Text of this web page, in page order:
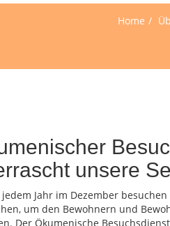
Home
unsere
Jahr im Dezember
um den Bewohnern und
Der Ökumenische